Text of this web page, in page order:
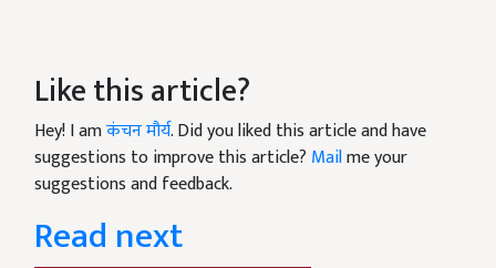
Like this article?
Hey! I amकंचन मौर्य. Did you liked this article and have
suggestions to improve this article? Mailme your
suggestions and feedback.
Read next